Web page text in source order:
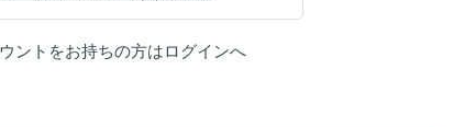
ントをお持ちの方はログインへ